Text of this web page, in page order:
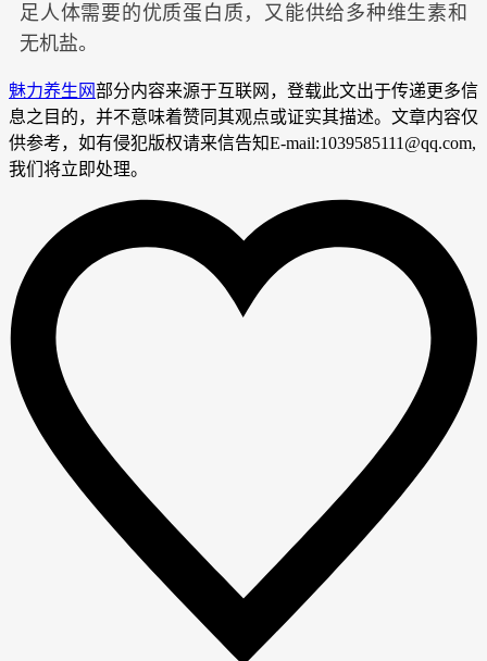
足人体需要的优质蛋白质，又能供给多种维生素和
无机盐。
魅力养生网部分内容来源于互联网，登载此文出于传递更多信
息之目的，并不意味着赞同其观点或证实其描述。文章内容仅
供参考，如有侵犯版权请来信告知E-mail:1039585111@qq.com,
我们将立即处理。